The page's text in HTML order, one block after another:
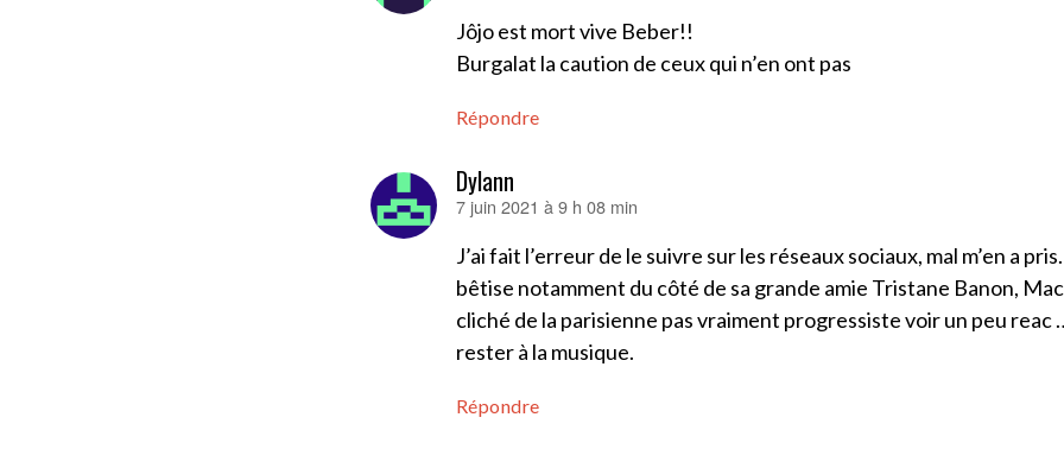
Jôjo est mort vive Beber!!
Burgalat la caution de ceux qui n’en ont pas
Répondre
Dylann
dit :
7 juin 2021 à 9 h 08 min
J’ai fait l’erreur de le suivre sur les réseaux sociaux, mal m’en a
bêtise notamment du côté de sa grande amie Tristane Banon,
cliché de la parisienne pas vraiment progressiste voir un peu reac
rester à la musique.
Répondre